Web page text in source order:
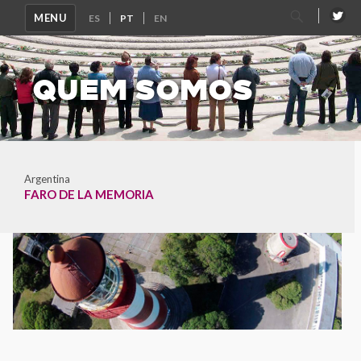
MENU
Pesquisar
por:
QUEM SOMOS
Argentina
FARO DE LA MEMORIA